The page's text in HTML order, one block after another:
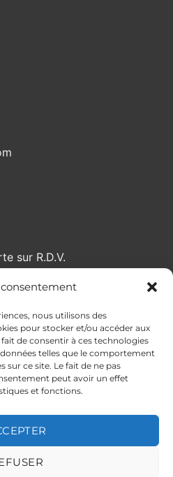
nous utilisons des
pour stocker et/ou accéder aux
de consentir à ces technologies
telles que le comportement
sur ce site. Le fait de ne pas
peut avoir un effet
et fonctions.
sur R.D.V.
DE VENTE